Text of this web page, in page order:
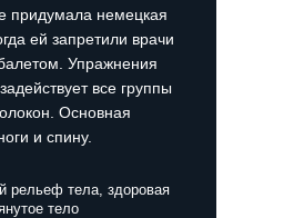
придумала немецкая
ей запретили врачи
Упражнения
все группы
Основная
и спину.
рельеф тела, здоровая
тело